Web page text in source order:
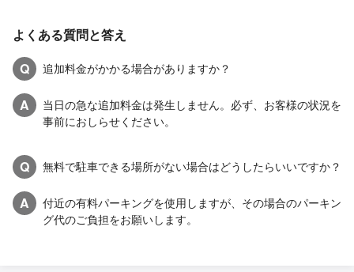
よくある質問と答え
Q
追加料金がかかる場合がありますか？
A
当日の急な追加料金は発生しません。必ず、お客様の状況を
事前におしらせください。
Q 無料で駐車できる場所がない場合はどうしたらいいですか？
A
付近の有料パーキングを使用しますが、その場合のパーキン
グ代のご負担をお願いします。